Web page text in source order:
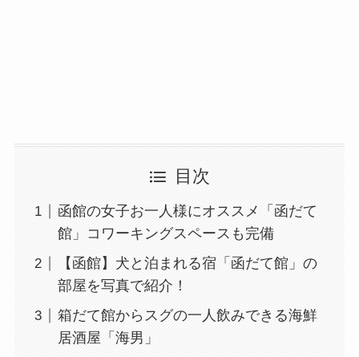
目次
函館の女子お一人様にオススメ「函だて
館」コワーキングスペースも完備
【函館】犬と泊まれる宿「函だて館」の
部屋を写真で紹介！
箱だて館からスグの一人飲みできる海鮮
居酒屋「海男」